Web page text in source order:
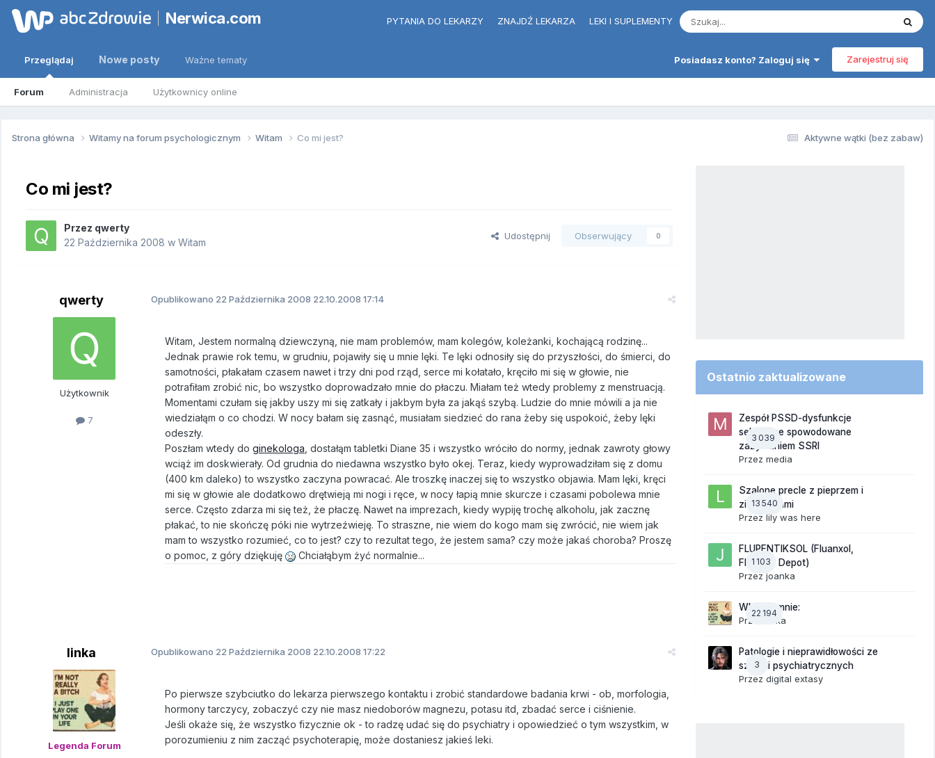
Nerwica.com PYTANIA DO LEKARZY ZNAJDŹ LEKARZA LEKI I SUPLEMENTY
Posiadasz konto? Zaloguj się Zarejestruj się
Przeglądaj
Forum Administracja Użytkownicy online
Nowe posty Ważne tematy
Aktywne wątki (bez zabaw)
Strona główna Witamy na forum psychologicznym Witam Co mi jest?
Co mi jest?
Przez qwerty
22 Października 2008 w Witam
Udostępnij Obserwujący 0
qwerty
Użytkownik
7
Opublikowano 22 Października 2008 22.10.2008 17:14
Witam, Jestem normalną dziewczyną, nie mam problemów, mam kolegów, koleżanki, kochającą rodzinę...
Jednak prawie rok temu, w grudniu, pojawiły się u mnie lęki. Te lęki odnosiły się do przyszłości, do śmierci, do
samotności, płakałam czasem nawet i trzy dni pod rząd, serce mi kołatało, kręciło mi się w głowie, nie
potrafiłam zrobić nic, bo wszystko doprowadzało mnie do płaczu. Miałam też wtedy problemy z menstruacją.
Momentami czułam się jakby uszy mi się zatkały i jakbym była za jakąś szybą. Ludzie do mnie mówili a ja nie
wiedziałąm o co chodzi. W nocy bałam się zasnąć, musiałam siedzieć do rana żeby się uspokoić, żeby lęki
odeszły.
Poszłam wtedy do ginekologa , dostałąm tabletki Diane 35 i wszystko wróciło do normy, jednak zawroty głowy
wciąż im doskwierały. Od grudnia do niedawna wszystko było okej. Teraz, kiedy wyprowadziłam się z domu
(400 km daleko) to wszystko zaczyna powracać. Ale troszkę inaczej się to wszystko objawia. Mam lęki, kręci
mi się w głowie ale dodatkowo drętwieją mi nogi i ręce, w nocy łapią mnie skurcze i czasami pobolewa mnie
serce. Często zdarza mi się też, że płaczę. Nawet na imprezach, kiedy wypiję trochę alkoholu, jak zacznę
płakać, to nie skończę póki nie wytrzeźwieję. To straszne, nie wiem do kogo mam się zwrócić, nie wiem jak
mam to wszystko rozumieć, co to jest? czy to rezultat tego, że jestem sama? czy może jakaś choroba? Proszę
o pomoc, z góry dziękuję
Chciałąbym żyć normalnie...
linka
Legenda Forum
Opublikowano 22 Października 2008 22.10.2008 17:22
Po pierwsze szybciutko do lekarza pierwszego kontaktu i zrobić standardowe badania krwi - ob, morfologia,
hormony tarczycy, zobaczyć czy nie masz niedoborów magnezu, potasu itd, zbadać serce i ciśnienie.
Jeśli okaże się, że wszystko fizycznie ok - to radzę udać się do psychiatry i opowiedzieć o tym wszystkim, w
porozumieniu z nim zacząć psychoterapię, może dostaniesz jakieś leki.
Ostatnio zaktualizowane
3 039
Zespół PSSD-dysfunkcje
seksualne spowodowane
zażywaniem SSRI
Przez media
13 540
Szalone precle z pieprzem i
ziemniakami
Przez lily was here
1 103
FLUPENTIKSOL (Fluanxol,
Fluanxol Depot)
Przez joanka
22 194
Wkurza mnie:
Przez
linka
3
Patologie i nieprawidłowości ze
szpitali psychiatrycznych
Przez digital extasy